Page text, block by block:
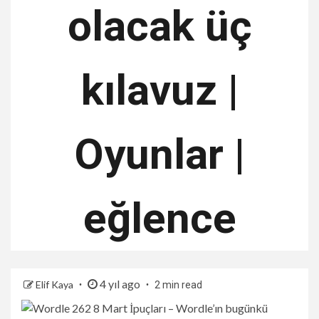
olacak üç
kılavuz |
Oyunlar |
eğlence
Elif Kaya 4 yıl ago 2 min read